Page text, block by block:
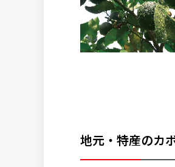
地元・特産のカ